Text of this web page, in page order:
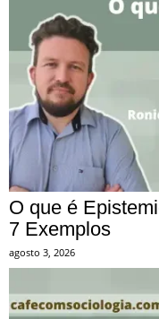
O que é
7 Exemplos
agosto 3, 2026